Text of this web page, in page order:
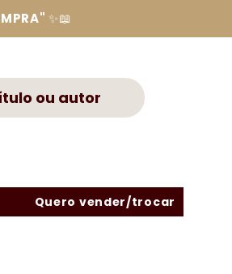
✨📖
ou autor
Quero vender/trocar